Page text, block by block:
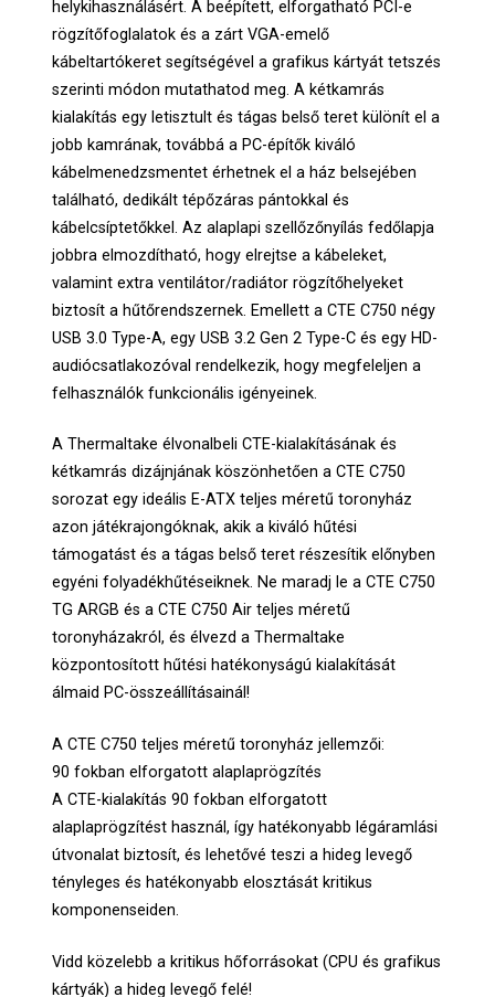
helykihasználásért. A beépített, elforgatható PCI-e
rögzítőfoglalatok és a zárt VGA-emelő
kábeltartókeret segítségével a grafikus kártyát tetszés
szerinti módon mutathatod meg. A kétkamrás
kialakítás egy letisztult és tágas belső teret különít el a
jobb kamrának, továbbá a PC-építők kiváló
kábelmenedzsmentet érhetnek el a ház belsejében
található, dedikált tépőzáras pántokkal és
kábelcsíptetőkkel. Az alaplapi szellőzőnyílás fedőlapja
jobbra elmozdítható, hogy elrejtse a kábeleket,
valamint extra ventilátor/radiátor rögzítőhelyeket
biztosít a hűtőrendszernek. Emellett a CTE C750 négy
USB 3.0 Type-A, egy USB 3.2 Gen 2 Type-C és egy HD-
audiócsatlakozóval rendelkezik, hogy megfeleljen a
felhasználók funkcionális igényeinek.
A Thermaltake élvonalbeli CTE-kialakításának és
kétkamrás dizájnjának köszönhetően a CTE C750
sorozat egy ideális E-ATX teljes méretű toronyház
azon játékrajongóknak, akik a kiváló hűtési
támogatást és a tágas belső teret részesítik előnyben
egyéni folyadékhűtéseiknek. Ne maradj le a CTE C750
TG ARGB és a CTE C750 Air teljes méretű
toronyházakról, és élvezd a Thermaltake
központosított hűtési hatékonyságú kialakítását
álmaid PC-összeállításainál!
A CTE C750 teljes méretű toronyház jellemzői:
90 fokban elforgatott alaplaprögzítés
A CTE-kialakítás 90 fokban elforgatott
alaplaprögzítést használ, így hatékonyabb légáramlási
útvonalat biztosít, és lehetővé teszi a hideg levegő
tényleges és hatékonyabb elosztását kritikus
komponenseiden.
Vidd közelebb a kritikus hőforrásokat (CPU és grafikus
kártyák) a hideg levegő felé!